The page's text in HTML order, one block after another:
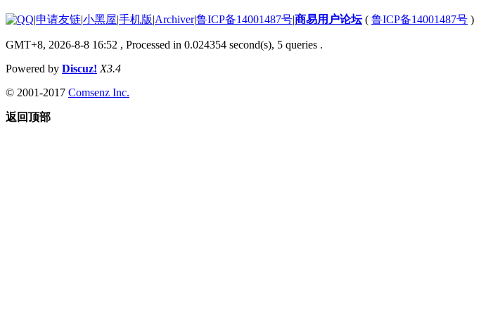
|申请友链|小黑屋|手机版|Archiver|鲁ICP备14001487号|商易用户论坛( 鲁ICP备14001487号 )
GMT+8, 2026-8-8 16:52 , Processed in 0.024354 second(s), 5 queries .
Powered by Discuz! X3.4
© 2001-2017 Comsenz Inc.
返回顶部